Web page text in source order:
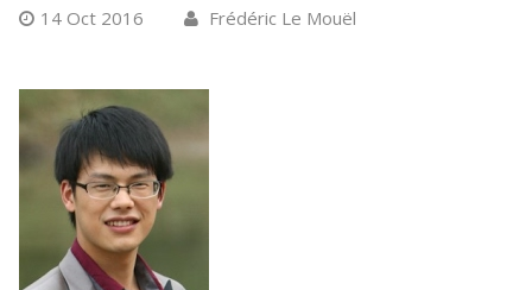
14 Oct 2016 Frédéric Le Mouël